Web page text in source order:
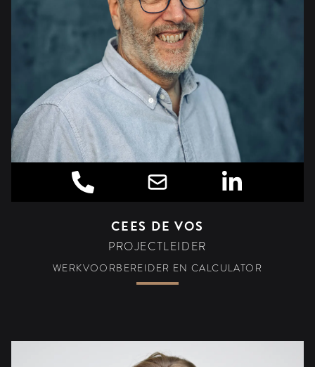
CEES DE VOS
PROJECTLEIDER
WERKVOORBEREIDER EN CALCULATOR